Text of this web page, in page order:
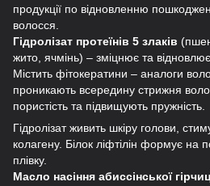
продукції по відновленню
волосся.
Гідролізат протеїнів 5 злаків
жито, ячмінь) – зміцнює та
Містить фітокератини – аналоги
проникають всередину стрижня
пористість та підвищують пружність.
Гідролізат живить шкіру голови,
колагену. Білок ліфтілін формує на
плівку.
Масло насіння абиссінської